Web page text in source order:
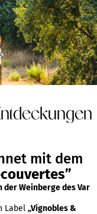
mit dem
der Weinberge des Var
Label „Vignobles &